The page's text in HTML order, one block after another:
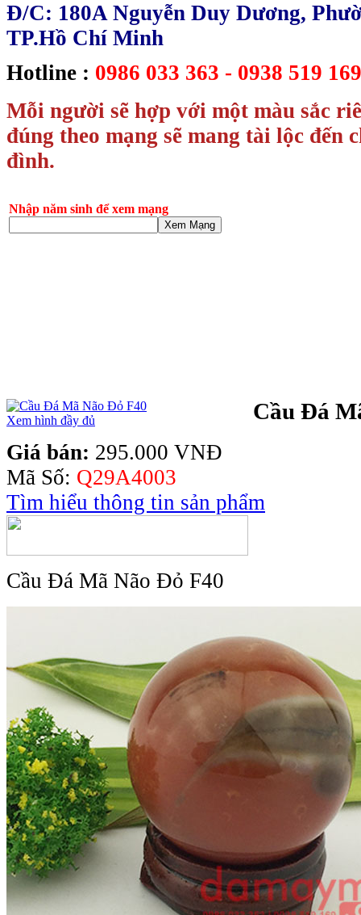
Đ/C: 180A Nguyễn Duy Dương,
TP.Hồ Chí Minh
Hotline : 0986 033 363 - 0938 519
Mỗi người sẽ hợp với một màu sắc
đúng theo mạng sẽ mang tài lộc đến
đình.
Nhập năm sinh để xem mạng
Xem Mạng
Xem hình đầy đủ Cầu Đá
Giá bán: 295.000 VNĐ
Mã Số: Q29A4003
Tìm hiểu thông tin sản phẩm
Cầu Đá Mã Não Đỏ F40